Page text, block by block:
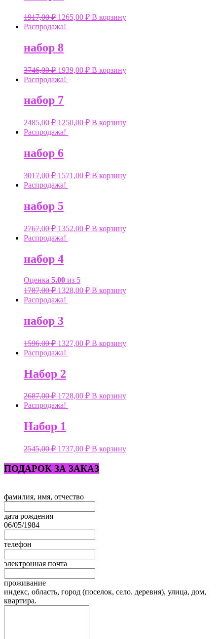
1917,00₽ 1265,00 ₽ В корзину
Распродажа!
набор 8
3746,00₽ 1939,00 ₽ В корзину
Распродажа!
набор 7
2485,00₽ 1250,00 ₽ В корзину
Распродажа!
набор 6
3017,00₽ 1571,00 ₽ В корзину
Распродажа!
набор 5
2767,00₽ 1352,00 ₽ В корзину
Распродажа!
набор 4
Оценка 5.00 из 5
1787,00₽ 1328,00 ₽ В корзину
Распродажа!
набор 3
1596,00₽ 1327,00 ₽ В корзину
Распродажа!
Набор 2
2687,00₽ 1728,00 ₽ В корзину
Распродажа!
Набор 1
2545,00₽ 1737,00 ₽ В корзину
ПОДАРОК ЗА ЗАКАЗ
Leave
field
blank
фамилия, имя, отчество
дата рождения
06/05/1984
телефон
электронная почта
проживание
индекс, область, город (поселок, село. деревня), улица, дом,
квартира.